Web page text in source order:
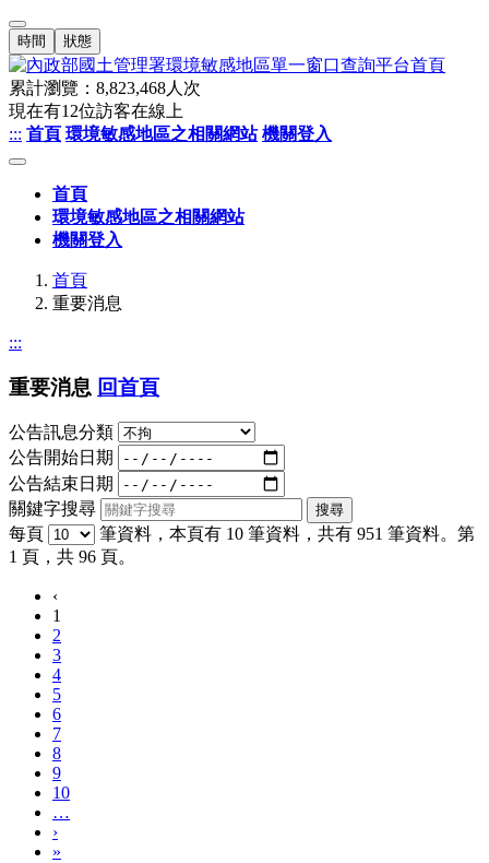
時間 狀態
累計瀏覽： 8,823,468人次
現在有12位訪客在線上
::: 首頁 環境敏感地區之相關網站 機關登入
首頁
環境敏感地區之相關網站
機關登入
首頁
重要消息
:::
重要消息 回首頁
公告訊息分類
公告開始日期
公告結束日期
關鍵字搜尋
每頁
筆資料，本頁有 10 筆資料，共有 951 筆資料。第
1 頁，共 96 頁。
‹
1
2
3
4
5
6
7
8
9
10
…
›
»